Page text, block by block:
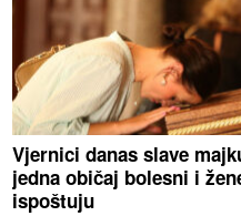
Vjernici danas slave
jedna običaj bolesni i
ispoštuju